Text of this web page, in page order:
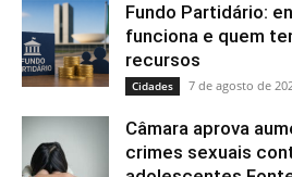
Fundo Partidário:
funciona e quem
recursos
Cidades 7 de agosto de
Câmara aprova
crimes sexuais